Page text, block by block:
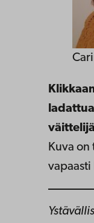
Kuva
vapaasti